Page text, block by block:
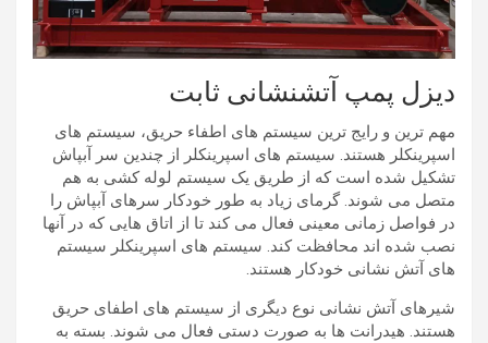
دیزل پمپ آتشنشانی ثابت
مهم ترین و رایج ترین سیستم های اطفاء حریق، سیستم های
اسپرینکلر هستند. سیستم های اسپرینکلر از چندین سر آبپاش
تشکیل شده است که از طریق یک سیستم لوله کشی به هم
متصل می شوند. گرمای زیاد به طور خودکار سرهای آبپاش را
در فواصل زمانی معینی فعال می کند تا از اتاق هایی که در آنها
نصب شده اند محافظت کند. سیستم های اسپرینکلر سیستم
های آتش نشانی خودکار هستند.
شیرهای آتش نشانی نوع دیگری از سیستم های اطفای حریق
هستند. هیدرانت ها به صورت دستی فعال می شوند. بسته به